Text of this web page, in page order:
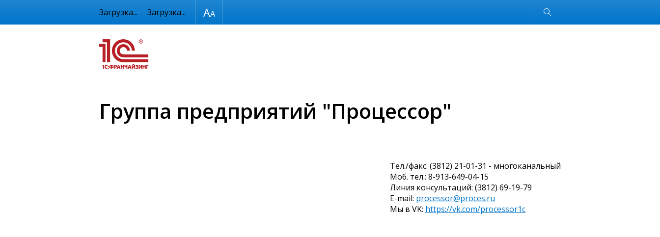
Размер шрифта Обычная версия
Группа предприятий "Процессор"
Тел./факс: (3812) 21-01-31 - многоканальный
Моб. тел.: 8-913-649-04-15
Линия консультаций: (3812) 69-19-79
E-mail: processor@proces.ru
Мы в VK: https://vk.com/processor1c
Загрузка... Загрузка...